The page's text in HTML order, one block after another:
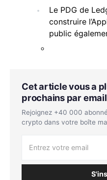
Le PDG de
construire
public
Cet article vous a
prochains par email
Rejoignez +40 000
crypto dans votre boîte